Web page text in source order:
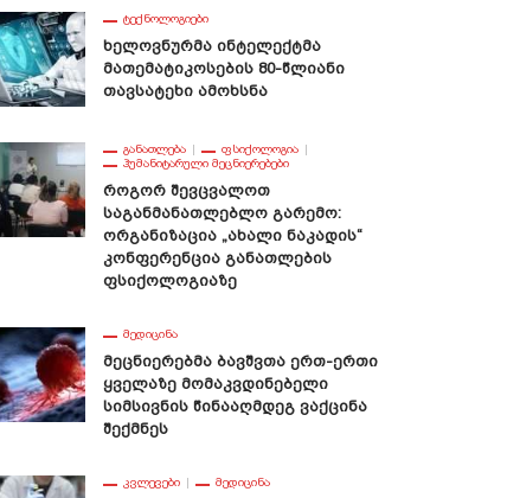
ᲢᲔᲥᲜᲝᲚᲝᲒᲘᲔᲑᲘ
Ხელოვნურმა Ინტელექტმა
Მათემატიკოსების 80-Წლიანი
Თავსატეხი Ამოხსნა
ᲒᲐᲜᲐᲗᲚᲔᲑᲐ
ᲤᲡᲘᲥᲝᲚᲝᲒᲘᲐ
ᲰᲣᲛᲐᲜᲘᲢᲐᲠᲣᲚᲘ ᲛᲔᲪᲜᲘᲔᲠᲔᲑᲔᲑᲘ
Როგორ Შევცვალოთ
Საგანმანათლებლო Გარემო:
Ორგანიზაცია „ახალი Ნაკადის“
Კონფერენცია Განათლების
Ფსიქოლოგიაზე
ᲛᲔᲓᲘᲪᲘᲜᲐ
Მეცნიერებმა Ბავშვთა Ერთ-Ერთი
Ყველაზე Მომაკვდინებელი
Სიმსივნის Წინააღმდეგ Ვაქცინა
Შექმნეს
ᲙᲕᲚᲔᲕᲔᲑᲘ ᲛᲔᲓᲘᲪᲘᲜᲐ